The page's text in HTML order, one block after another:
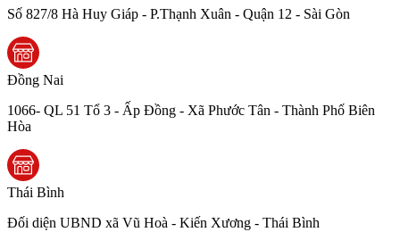
Số 827/8 Hà Huy Giáp - P.Thạnh Xuân - Quận 12 - Sài Gòn
Đồng Nai
1066- QL 51 Tổ 3 - Ấp Đồng - Xã Phước Tân - Thành Phố Biên
Hòa
Thái Bình
Đối diện UBND xã Vũ Hoà - Kiến Xương - Thái Bình